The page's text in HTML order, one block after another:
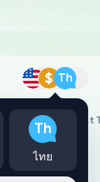
$ Th
Assy, W/Catalyst
Th
ไทย